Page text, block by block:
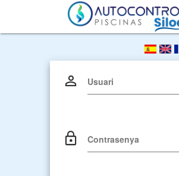
Usuari
Contrasenya